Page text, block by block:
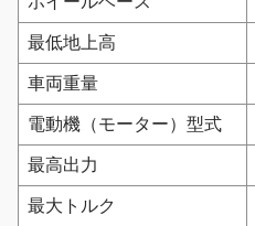
最低地上高
車両重量
電動機（モーター）型式
最高出力
最大トルク